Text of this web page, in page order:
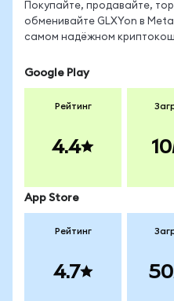
Покупайте, продавайте,
обменивайте GLXYon в
самом надёжном
Google Play
Рейтинг
4.4
App Store
Рейтинг
4.7